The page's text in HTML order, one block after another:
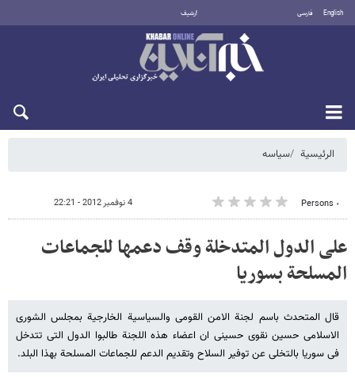
English فارسی أرشيف
الرئيسية سیاسه
٠ Persons 4 نوفمبر 2012 - 22:21
علی الدول المتدخلة وقف دعمها للجماعات
المسلحة بسوریا
قال المتحدث باسم لجنة الامن القومی والسیاسیة الخارجیة بمجلس الشوری
الاسلامی حسین نقوی حسینی ان اعضاء هذه اللجنة طالبوا الدول التی تتدخل
فی سوریا بالتخلی عن توفیر السلاح وتقدیم الدعم للجماعات المسلحة بهذا البلد.